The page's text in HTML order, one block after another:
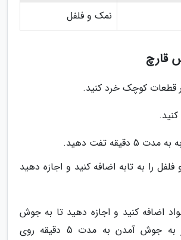
نمک و فلفل
قارچ
قطعات کوچک خرد کنید.
کنید.
دقیقه تفت دهید.
را به تابه اضافه کنید و اجازه دهید
اضافه کنید و اجازه دهید تا به جوش
آید. پس از به جوش آمدن به مدت 5 دقیقه روی